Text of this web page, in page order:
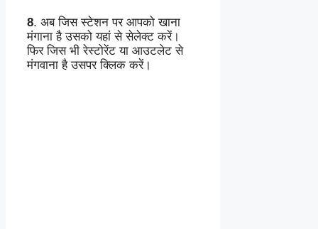
8. अब जिस स्टेशन पर आपको खाना
मंगाना है उसको यहां से सेलेक्ट करें।
फिर जिस भी रेस्टोरेंट या आउटलेट से
मंगवाना है उसपर क्लिक करें।